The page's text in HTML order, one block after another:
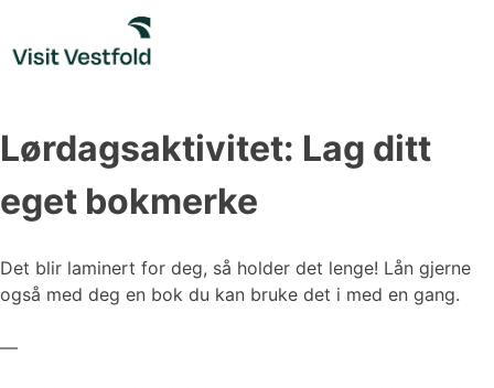
content
Lørdagsaktivitet: Lag ditt
eget bokmerke
Det blir laminert for deg, så holder det lenge! Lån gjerne
også med deg en bok du kan bruke det i med en gang.
—